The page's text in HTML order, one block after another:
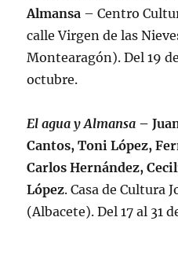
Almansa – Centro
calle Virgen de las
Montearagón). Del 19
octubre.
El agua y Almansa –
Cantos, Toni López,
Carlos Hernández,
López. Casa de Cultura
(Albacete). Del 17 al 31